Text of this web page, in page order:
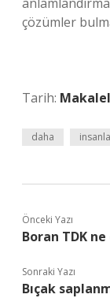
çözümler
Tarih:
daha
Önceki Yazı
Boran TDK
Sonraki Yazı
Bıçak